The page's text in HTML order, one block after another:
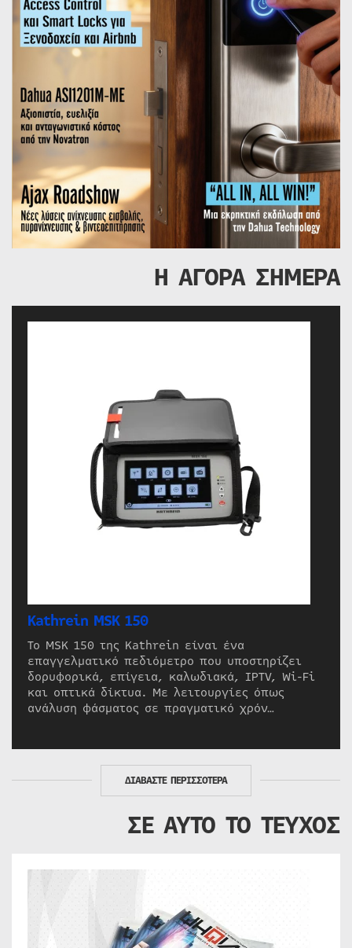
Η ΑΓΟΡΑ ΣΗΜΕΡΑ
Kathrein MSK 150
Το MSK 150 της Kathrein είναι ένα
επαγγελματικό πεδιόμετρο που υποστηρίζει
δορυφορικά, επίγεια, καλωδιακά, IPTV, Wi-Fi
και οπτικά δίκτυα. Με λειτουργίες όπως
ανάλυση φάσματος σε πραγματικό χρόν…
ΔΙΑΒΑΣΤΕ ΠΕΡΙΣΣΟΤΕΡΑ
ΣΕ ΑΥΤΟ ΤΟ ΤΕΥΧΟΣ